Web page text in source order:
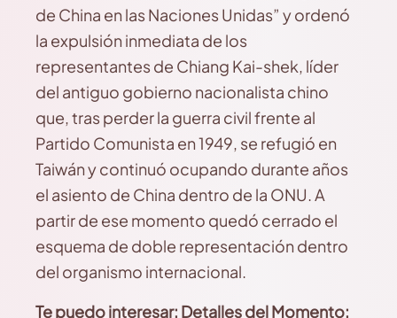
de China en las Naciones Unidas” y ordenó
la expulsión inmediata de los
representantes de Chiang Kai-shek, líder
del antiguo gobierno nacionalista chino
que, tras perder la guerra civil frente al
Partido Comunista en 1949, se refugió en
Taiwán y continuó ocupando durante años
el asiento de China dentro de la ONU. A
partir de ese momento quedó cerrado el
esquema de doble representación dentro
del organismo internacional.
Te puedo interesar: Detalles del Momento: